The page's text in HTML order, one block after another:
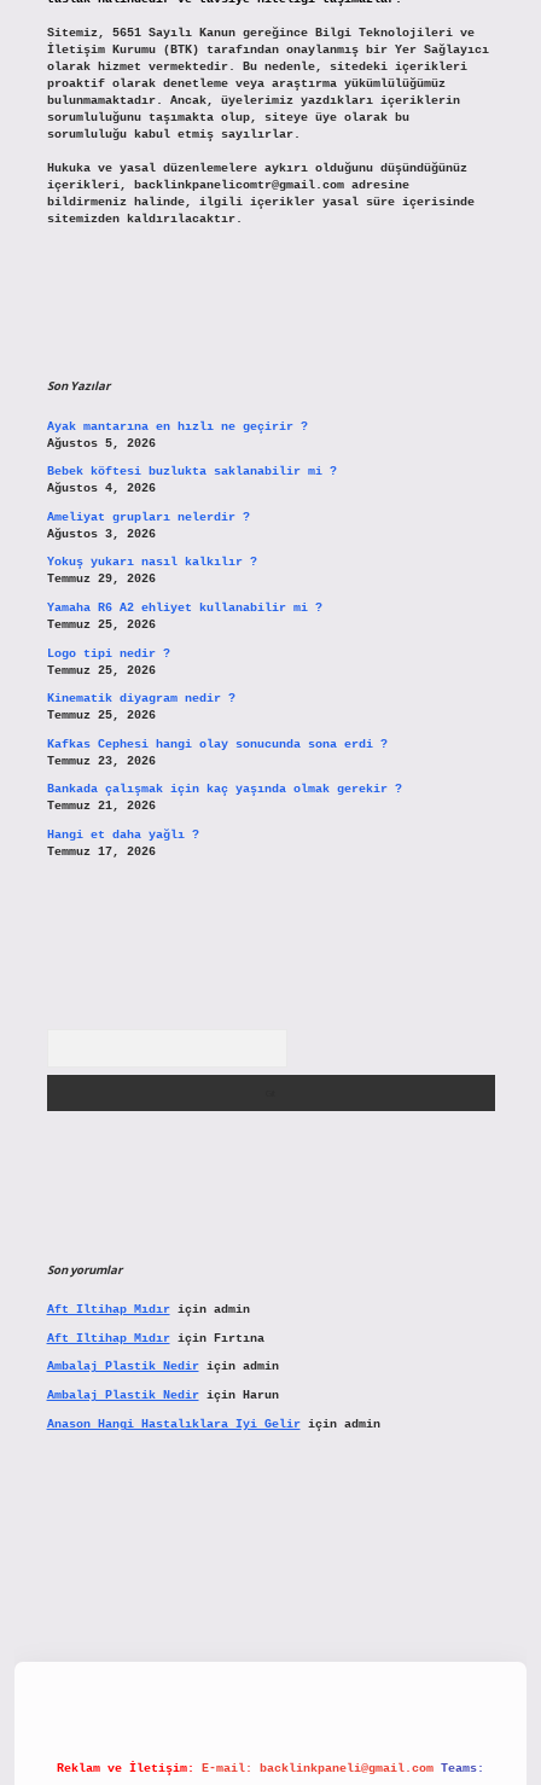
Sitemiz, 5651 Sayılı Kanun gereğince Bilgi Teknolojileri ve
İletişim Kurumu (BTK) tarafından onaylanmış bir Yer Sağlayıcı
olarak hizmet vermektedir. Bu nedenle, sitedeki içerikleri
proaktif olarak denetleme veya araştırma yükümlülüğümüz
bulunmamaktadır. Ancak, üyelerimiz yazdıkları içeriklerin
sorumluluğunu taşımakta olup, siteye üye olarak bu
sorumluluğu kabul etmiş sayılırlar.
Hukuka ve yasal düzenlemelere aykırı olduğunu düşündüğünüz
içerikleri,
backlinkpanelicomtr@gmail.comadresine
bildirmeniz halinde, ilgili içerikler yasal süre içerisinde
sitemizden kaldırılacaktır.
Son Yazılar
Ayak mantarına en hızlı ne geçirir ?
Ağustos 5, 2026
Bebek köftesi buzlukta saklanabilir mi ?
Ağustos 4, 2026
Ameliyat grupları nelerdir ?
Ağustos 3, 2026
Yokuş yukarı nasıl kalkılır ?
Temmuz 29, 2026
Yamaha R6 A2 ehliyet kullanabilir mi ?
Temmuz 25, 2026
Logo tipi nedir ?
Temmuz 25, 2026
Kinematik diyagram nedir ?
Temmuz 25, 2026
Kafkas Cephesi hangi olay sonucunda sona erdi ?
Temmuz 23, 2026
Bankada çalışmak için kaç yaşında olmak gerekir ?
Temmuz 21, 2026
Hangi et daha yağlı ?
Temmuz 17, 2026
Son yorumlar
Aft Iltihap Mıdıriçin admin
Aft Iltihap Mıdıriçin Fırtına
Ambalaj Plastik Nediriçin admin
Ambalaj Plastik Nediriçin Harun
Anason Hangi Hastalıklara Iyi Geliriçin admin
Reklam ve İletişim: E-mail: backlinkpaneli@gmail.com Teams: